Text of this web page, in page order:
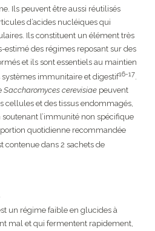
Ils peuvent être aussi réutilisés
d’acides nucléiques qui
Ils constituent un élément très
estimé des régimes reposant sur des
et ils sont essentiels au maintien
immunitaire et digestif16-17
Saccharomyces cerevisiae peuvent
cellules et des tissus endommagés,
l’immunité non spécifique
quotidienne recommandée
contenue dans 2 sachets de
un régime faible en glucides à
mal et qui fermentent rapidement,